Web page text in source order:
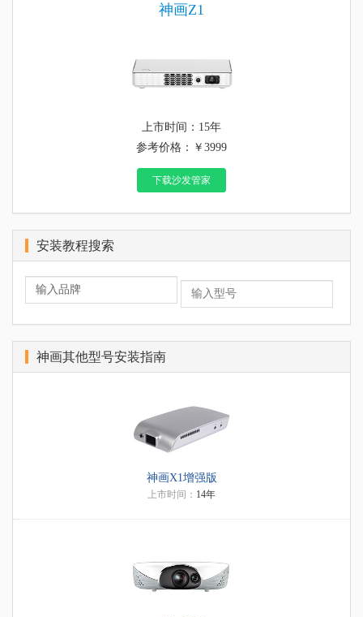
神画Z1
上市时间：15年
参考价格：￥3999
下载沙发管家
安装教程搜索
神画其他型号安装指南
神画X1增强版
上市时间： 14年